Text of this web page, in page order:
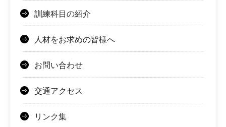
訓練科目の紹介
人材をお求めの皆様へ
お問い合わせ
交通アクセス
リンク集